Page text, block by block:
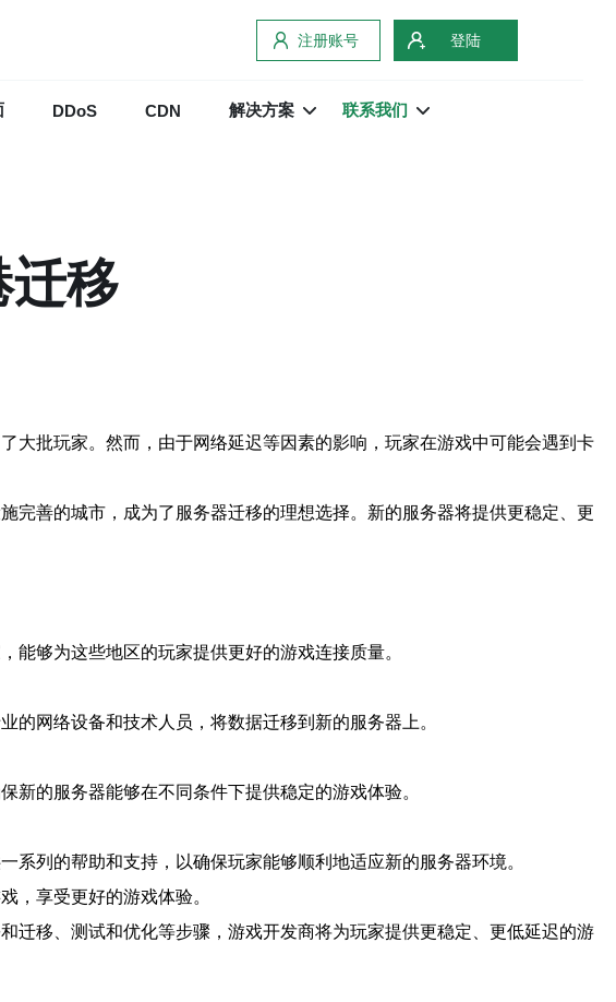
注册账号 登陆
DDoS CDN 解决方案 联系我们
迁移
大批玩家。然而，由于网络延迟等因素的影响，玩家在游戏中可能会遇到卡
完善的城市，成为了服务器迁移的理想选择。新的服务器将提供更稳定、更
能够为这些地区的玩家提供更好的游戏连接质量。
网络设备和技术人员，将数据迁移到新的服务器上。
的服务器能够在不同条件下提供稳定的游戏体验。
列的帮助和支持，以确保玩家能够顺利地适应新的服务器环境。
，享受更好的游戏体验。
迁移、测试和优化等步骤，游戏开发商将为玩家提供更稳定、更低延迟的游